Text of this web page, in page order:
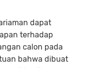
dapat
terhadap
calon pada
bahwa dibuat